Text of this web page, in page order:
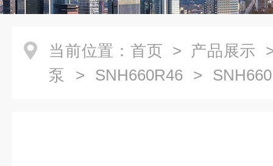
当前位置： 首页 > 产品展示
泵 > SNH660R46 >